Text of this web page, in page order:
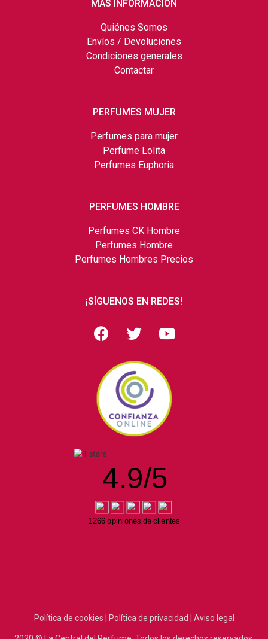
MÁS INFORMACIÓN
Quiénes Somos
Envíos / Devoluciones
Condiciones generales
Contactar
PERFUMES MUJER
Perfumes para mujer
Perfume Lolita
Perfumes Euphoria
PERFUMES HOMBRE
Perfumes CK Hombre
Perfumes Hombre
Perfumes Hombres Precios
¡SÍGUENOS EN REDES!
4.9/5
1266 opiniones de clientes
Política de cookies | Política de privacidad | Aviso legal